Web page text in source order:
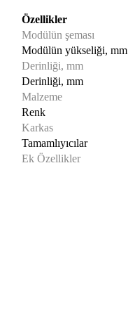
Özellikler
Modülün şeması
Modülün yükseliği, mm
Derinliği, mm
Derinliği, mm
Malzeme
Renk
Karkas
Tamamlıyıcılar
Ek Özellikler